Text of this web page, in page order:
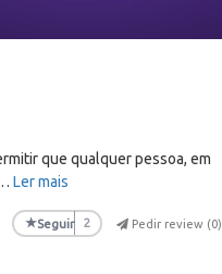
que qualquer pessoa, em
Ler mais
★Seguir 2 Pedir review (0)